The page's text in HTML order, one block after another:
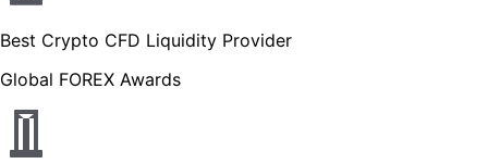
Best Crypto CFD Liquidity Provider
Global FOREX Awards